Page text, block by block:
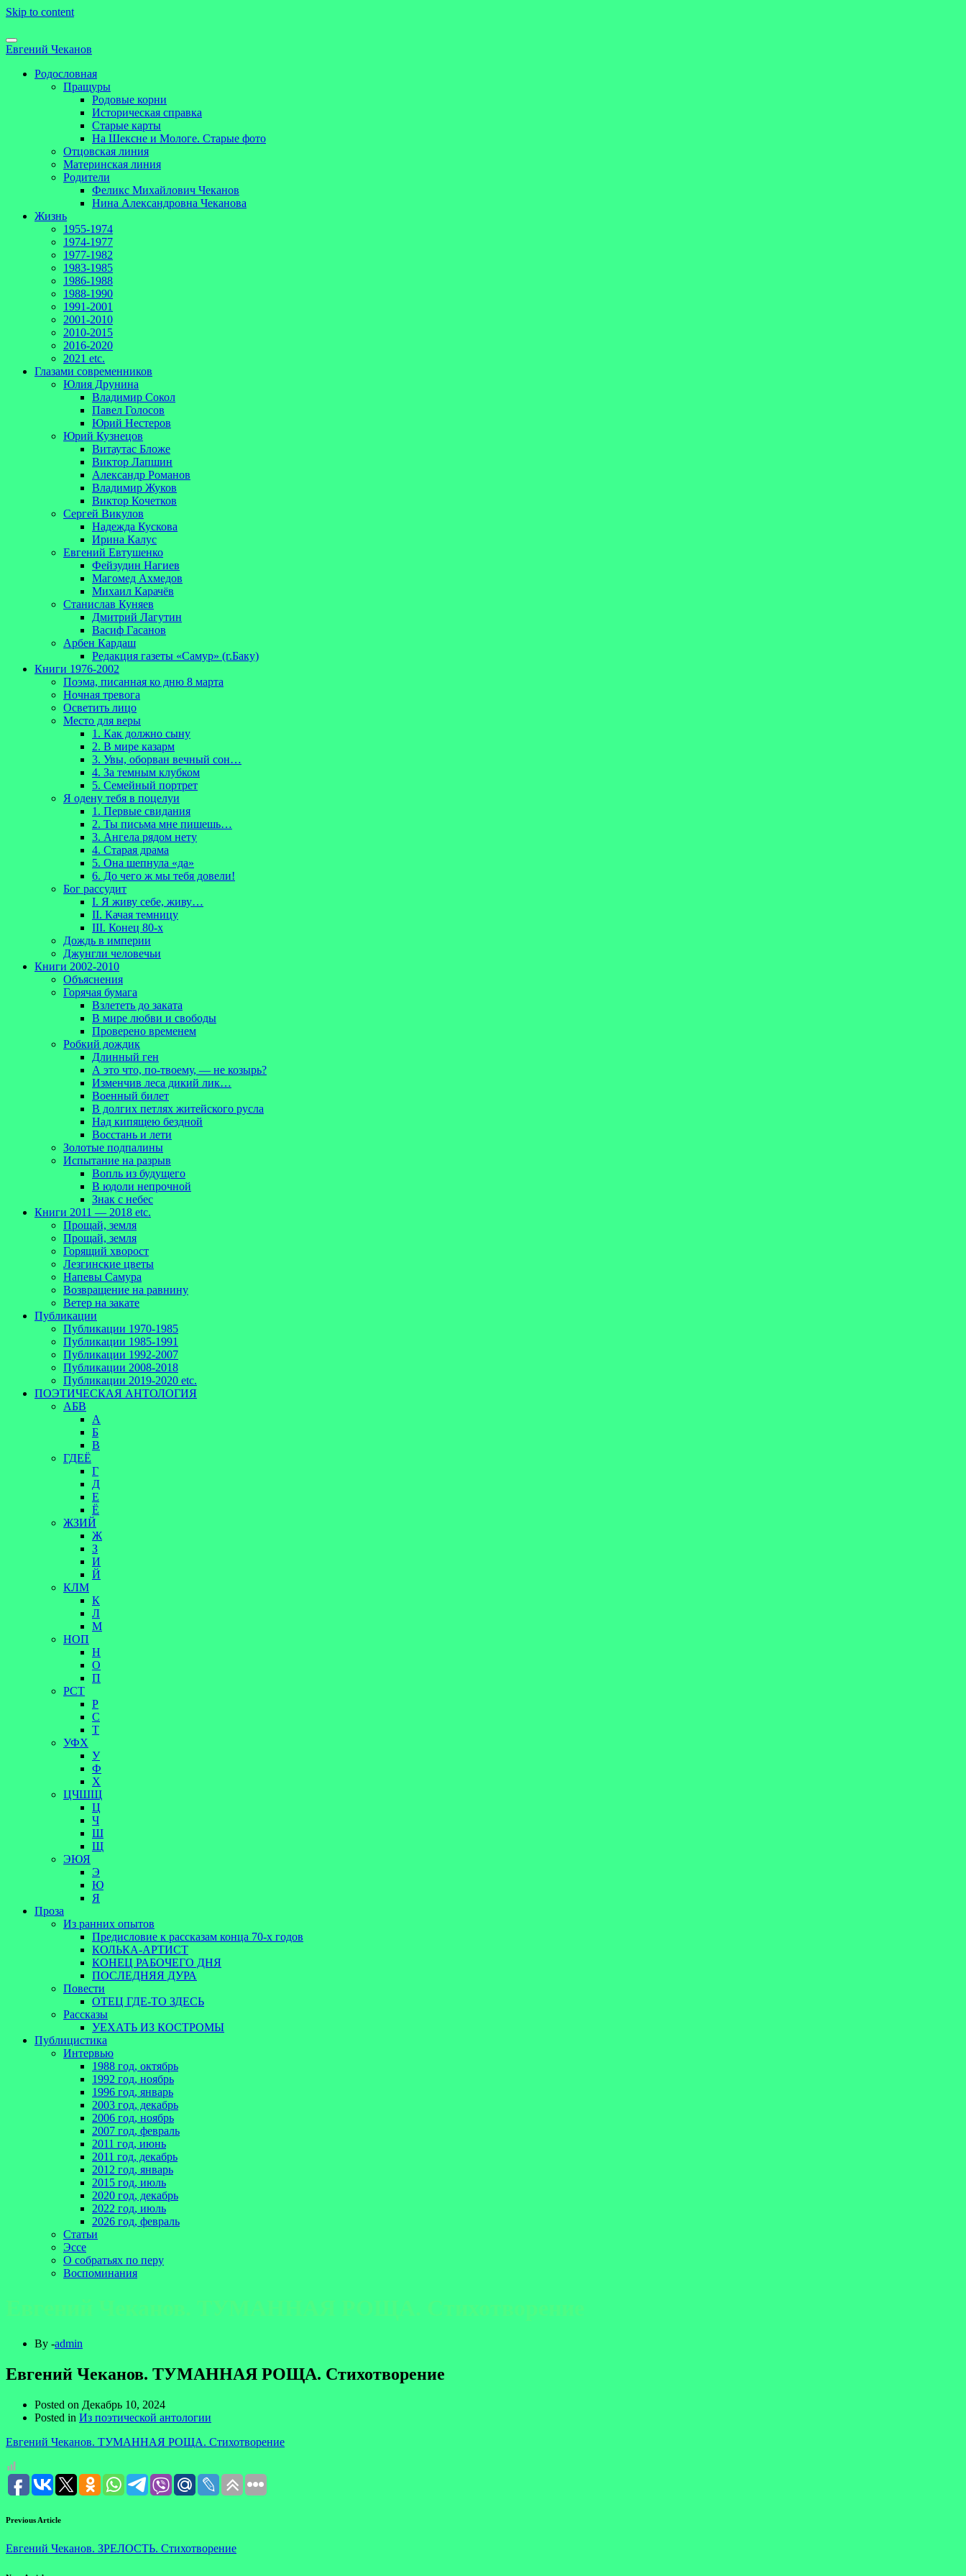
Skip to content
Евгений Чеканов
Родословная
Пращуры
Родовые корни
Историческая справка
Старые карты
На Шексне и Мологе. Старые фото
Отцовская линия
Материнская линия
Родители
Феликс Михайлович Чеканов
Нина Александровна Чеканова
Жизнь
1955-1974
1974-1977
1977-1982
1983-1985
1986-1988
1988-1990
1991-2001
2001-2010
2010-2015
2016-2020
2021 etc.
Глазами современников
Юлия Друнина
Владимир Сокол
Павел Голосов
Юрий Нестеров
Юрий Кузнецов
Витаутас Бложе
Виктор Лапшин
Александр Романов
Владимир Жуков
Виктор Кочетков
Сергей Викулов
Надежда Кускова
Ирина Калус
Евгений Евтушенко
Фейзудин Нагиев
Магомед Ахмедов
Михаил Карачёв
Станислав Куняев
Дмитрий Лагутин
Васиф Гасанов
Арбен Кардаш
Редакция газеты «Самур» (г.Баку)
Книги 1976-2002
Поэма, писанная ко дню 8 марта
Ночная тревога
Осветить лицо
Место для веры
1. Как должно сыну
2. В мире казарм
3. Увы, оборван вечный сон…
4. За темным клубком
5. Семейный портрет
Я одену тебя в поцелуи
1. Первые свидания
2. Ты письма мне пишешь…
3. Ангела рядом нету
4. Старая драма
5. Она шепнула «да»
6. До чего ж мы тебя довели!
Бог рассудит
I. Я живу себе, живу…
II. Качая темницу
III. Конец 80-х
Дождь в империи
Джунгли человечьи
Книги 2002-2010
Объяснения
Горячая бумага
Взлететь до заката
В мире любви и свободы
Проверено временем
Робкий дождик
Длинный ген
А это что, по-твоему, — не козырь?
Изменчив леса дикий лик…
Военный билет
В долгих петлях житейского русла
Над кипящею бездной
Восстань и лети
Золотые подпалины
Испытание на разрыв
Вопль из будущего
В юдоли непрочной
Знак с небес
Книги 2011 — 2018 etc.
Прощай, земля
Прощай, земля
Горящий хворост
Лезгинские цветы
Напевы Самура
Возвращение на равнину
Ветер на закате
Публикации
Публикации 1970-1985
Публикации 1985-1991
Публикации 1992-2007
Публикации 2008-2018
Публикации 2019-2020 etc.
ПОЭТИЧЕСКАЯ АНТОЛОГИЯ
АБВ
А
Б
В
ГДЕЁ
Г
Д
Е
Ё
ЖЗИЙ
Ж
З
И
Й
КЛМ
К
Л
М
НОП
Н
О
П
РСТ
Р
С
Т
УФХ
У
Ф
Х
ЦЧШЩ
Ц
Ч
Ш
Щ
ЭЮЯ
Э
Ю
Я
Проза
Из ранних опытов
Предисловие к рассказам конца 70-х годов
КОЛЬКА-АРТИСТ
КОНЕЦ РАБОЧЕГО ДНЯ
ПОСЛЕДНЯЯ ДУРА
Повести
ОТЕЦ ГДЕ-ТО ЗДЕСЬ
Рассказы
УЕХАТЬ ИЗ КОСТРОМЫ
Публицистика
Интервью
1988 год, октябрь
1992 год, ноябрь
1996 год, январь
2003 год, декабрь
2006 год, ноябрь
2007 год, февраль
2011 год, июнь
2011 год, декабрь
2012 год, январь
2015 год, июль
2020 год, декабрь
2022 год, июль
2026 год, февраль
Статьи
Эссе
О собратьях по перу
Воспоминания
By -admin
Евгений Чеканов. ТУМАННАЯ РОЩА. Стихотворение
Posted on Декабрь 10, 2024
Posted in Из поэтической антологии
Евгений Чеканов. ТУМАННАЯ РОЩА. Стихотворение
Previous Article
Евгений Чеканов. ЗРЕЛОСТЬ. Стихотворение